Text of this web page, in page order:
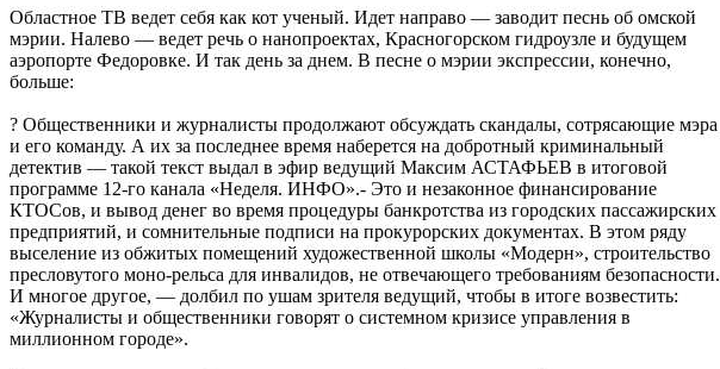
Областное ТВ ведет себя как кот ученый. Идет направо — заводит песнь об омской
мэрии. Налево — ведет речь о нанопроектах, Красногорском гидроузле и будущем
аэропорте Федоровке. И так день за днем. В песне о мэрии экспрессии, конечно,
больше:
? Общественники и журналисты продолжают обсуждать скандалы, сотрясающие мэра
и его команду. А их за последнее время наберется на добротный криминальный
детектив — такой текст выдал в эфир ведущий Максим АСТАФЬЕВ в итоговой
программе 12-го канала «Неделя. ИНФО».- Это и незаконное финансирование
КТОСов, и вывод денег во время процедуры банкротства из городских пассажирских
предприятий, и сомнительные подписи на прокурорских документах. В этом ряду
выселение из обжитых помещений художественной школы «Модерн», строительство
пресловутого моно-рельса для инвалидов, не отвечающего требованиям безопасности.
И многое другое, — долбил по ушам зрителя ведущий, чтобы в итоге возвестить:
«Журналисты и общественники говорят о системном кризисе управления в
миллионном городе».